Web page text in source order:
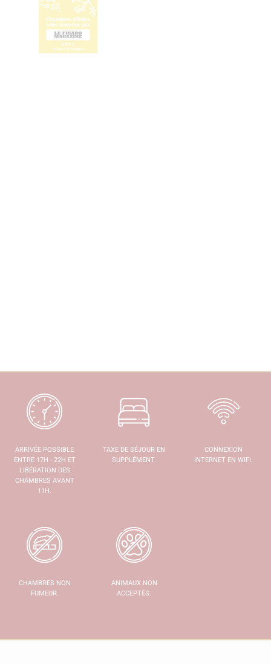
ARRIVÉE POSSIBLE
ENTRE 17H - 22H ET
LIBÉRATION DES
CHAMBRES AVANT
11H.
TAXE DE SÉJOUR EN
SUPPLÉMENT.
CONNEXION
INTERNET EN WIFI.
CHAMBRES NON
FUMEUR.
ANIMAUX NON
ACCEPTÉS.